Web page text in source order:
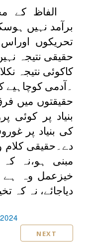
الفاظ کے
برآمد نہیں
تحریکوں
حقیقی نتیجہ
کاکوئی نتیجہ
۔آدمی کوچاہیے
حقیقتوں میں
بنیاد پر کوئی
کی بنیاد پر
دے۔حقیقی کلام
مبنی ہو،نہ
خيزعمل وہ ہے
دیاجائے، نہ کہ
NEXT